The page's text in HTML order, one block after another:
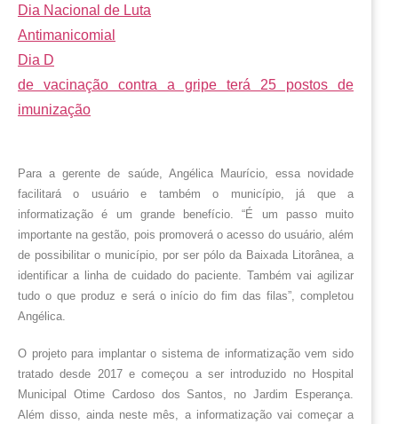
Dia Nacional de Luta
Antimanicomial
Dia D
de vacinação contra a gripe terá 25 postos de
imunização
Para a gerente de saúde, Angélica Maurício, essa novidade
facilitará o usuário e também o município, já que a
informatização é um grande benefício. “É um passo muito
importante na gestão, pois promoverá o acesso do usuário, além
de possibilitar o município, por ser pólo da Baixada Litorânea, a
identificar a linha de cuidado do paciente. Também vai agilizar
tudo o que produz e será o início do fim das filas”, completou
Angélica.
O projeto para implantar o sistema de informatização vem sido
tratado desde 2017 e começou a ser introduzido no Hospital
Municipal Otime Cardoso dos Santos, no Jardim Esperança.
Além disso, ainda neste mês, a informatização vai começar a